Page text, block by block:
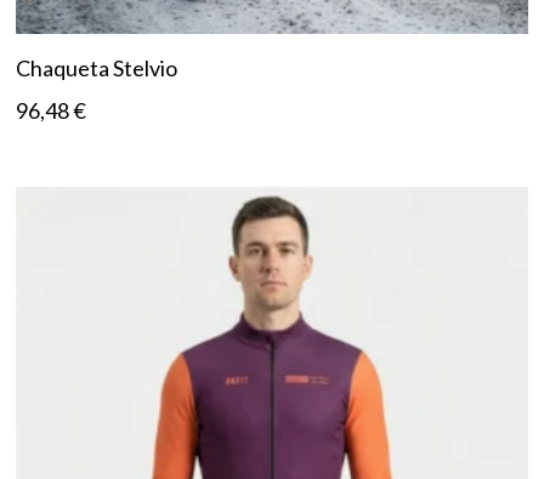
Chaqueta Stelvio
96,48€